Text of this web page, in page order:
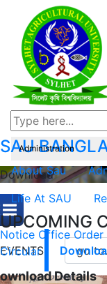
SAU
About Sau
Life At SAU
UPCOMING
EVENTS
Administration
Download
Notice Office Order
Circular
Details